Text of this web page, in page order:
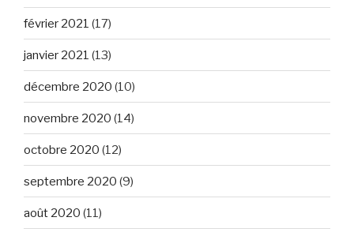
février 2021 (17)
janvier 2021 (13)
décembre 2020 (10)
novembre 2020 (14)
octobre 2020 (12)
septembre 2020 (9)
août 2020 (11)